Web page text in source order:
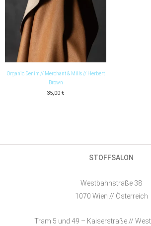
Organic Denim // Merchant & Mills // Herbert
Brown
35,00 €
STOFFSALON
Westbahnstraße 38
1070 Wien // Österreich
Tram 5 und 49 – Kaiserstraße //